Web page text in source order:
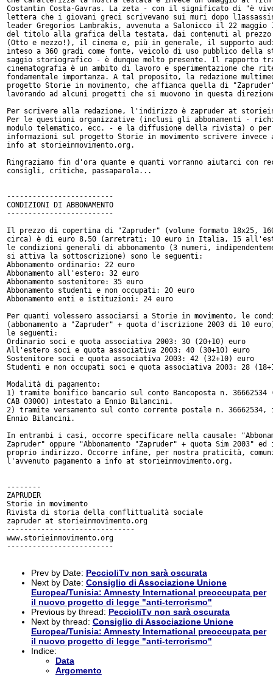
Prev by Date: PeccioliTv non sarà oscurata
Next by Date: Consiglio di Associazione Unione
Europea/Tunisia: Amnesty International preoccupata per
il nuovo progetto di legge "anti-terrorismo"
Previous by thread: PeccioliTv non sarà oscurata
Next by thread: Consiglio di Associazione Unione
Europea/Tunisia: Amnesty International preoccupata per
il nuovo progetto di legge "anti-terrorismo"
Indice:
Data
Argomento